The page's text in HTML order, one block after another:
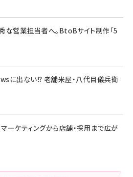
な営業担当者へ。BtoBサイト制作「5
に出ない!? 老舗米屋・八代目儀兵衛
マーケティングから店舗・採用まで広が